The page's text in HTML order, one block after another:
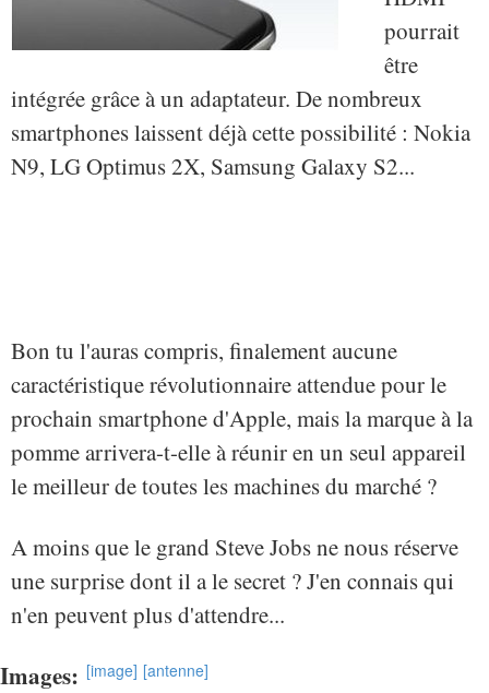
pourrait
être
intégrée grâce à un adaptateur. De nombreux
smartphones laissent déjà cette possibilité : Nokia
N9, LG Optimus 2X, Samsung Galaxy S2...
Bon tu l'auras compris, finalement aucune
caractéristique révolutionnaire attendue pour le
prochain smartphone d'Apple, mais la marque à la
pomme arrivera-t-elle à réunir en un seul appareil
le meilleur de toutes les machines du marché ?
A moins que le grand Steve Jobs ne nous réserve
une surprise dont il a le secret ? J'en connais qui
n'en peuvent plus d'attendre...
Images: [image] [antenne]